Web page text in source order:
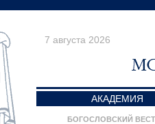
7 августа 2026
АКАДЕМИЯ
БОГОСЛОВСКИЙ